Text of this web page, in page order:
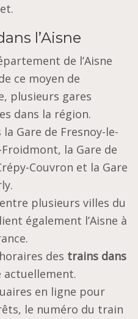
l’Aisne
de l’Aisne
ce moyen de
plusieurs gares
dans la région.
Gare de Fresnoy-le-
la Gare de
Couvron et la Gare
plusieurs villes du
également l’Aisne à
des trains dans
actuellement.
en ligne pour
le numéro du train